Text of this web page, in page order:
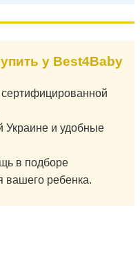
у Best4Baby
сертифицированной
Украине и удобные
в подборе
вашего ребенка.